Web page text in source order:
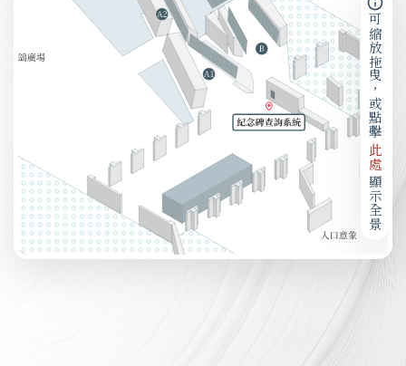
可縮放拖曳，或點擊
此處
顯示全景